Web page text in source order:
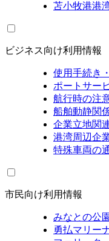
苫小牧港港
ビジネス向け利用情報
使用手続き
ポートサー
航行時の注
船舶動静関
企業立地関
港湾周辺企
特殊車両の
市民向け利用情報
みなとの公
勇払マリー